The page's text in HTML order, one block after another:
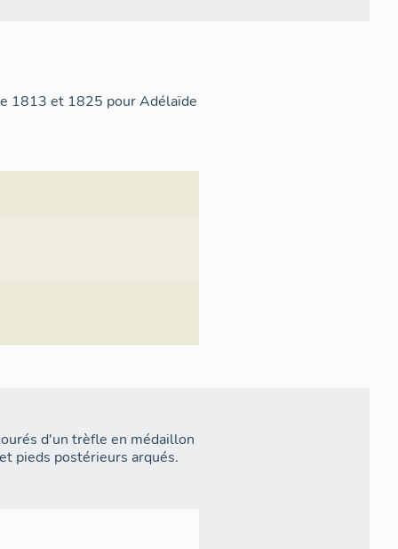
1813 et 1825 pour Adélaïde
d'un trèfle en médaillon
pieds postérieurs arqués.